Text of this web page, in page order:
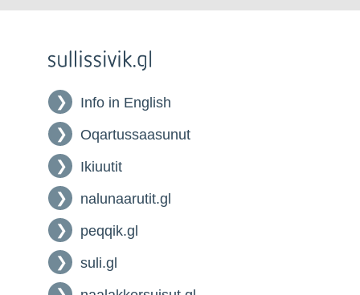
Info in English
Oqartussaasunut
Ikiuutit
nalunaarutit.gl
peqqik.gl
suli.gl